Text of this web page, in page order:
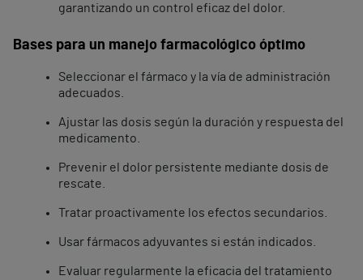
garantizando un control eficaz del dolor.
Bases para un manejo farmacológico óptimo
Seleccionar el fármaco y la vía de administración
adecuados.
Ajustar las dosis según la duración y respuesta del
medicamento.
Prevenir el dolor persistente mediante dosis de
rescate.
Tratar proactivamente los efectos secundarios.
Usar fármacos adyuvantes si están indicados.
Evaluar regularmente la eficacia del tratamiento